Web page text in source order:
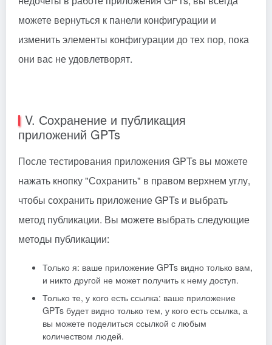
можете вернуться к панели конфигурации и
изменить элементы конфигурации до тех пор, пока
они вас не удовлетворят.
V. Сохранение и публикация
приложений GPTs
После тестирования приложения GPTs вы можете
нажать кнопку "Сохранить" в правом верхнем углу,
чтобы сохранить приложение GPTs и выбрать
метод публикации. Вы можете выбрать следующие
методы публикации:
Только я: ваше приложение GPTs видно только вам,
и никто другой не может получить к нему доступ.
Только те, у кого есть ссылка: ваше приложение
GPTs будет видно только тем, у кого есть ссылка, а
вы можете поделиться ссылкой с любым
количеством людей.